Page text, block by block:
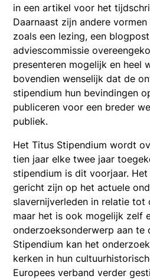
in een artikel voor het
Daarnaast zijn andere
zoals een lezing, een
adviescommissie
presenteren mogelijk en heel
bovendien wenselijk dat de
stipendium hun bevindingen
publiceren voor een breder
publiek.
Het Titus Stipendium wordt
tien jaar elke twee jaar
stipendium is dit voorjaar.
gericht zijn op het actuele
slavernijverleden in relatie tot
maar het is ook mogelijk zelf
onderzoeksonderwerp aan te
Stipendium kan het
kerken in hun
Europees verband verder